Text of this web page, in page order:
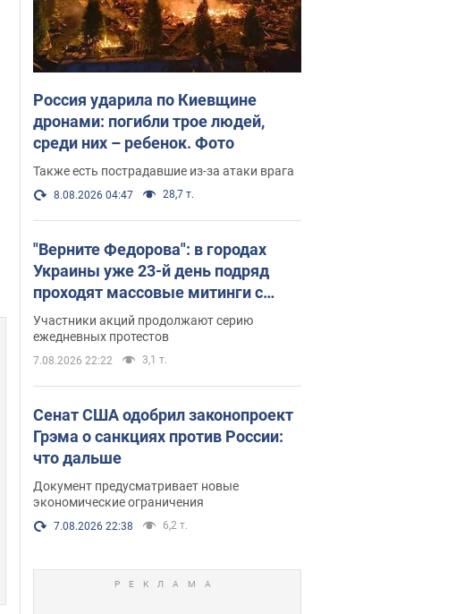
Россия ударила по Киевщине
дронами: погибли трое людей,
среди них – ребенок. Фото
Также есть пострадавшие из-за атаки врага
8.08.2026 04:47 28,7 т.
"Верните Федорова": в городах
Украины уже 23-й день подряд
проходят массовые митинги с
плакатами. Фото и видео
Участники акций продолжают серию
ежедневных протестов
7.08.2026 22:22 3,1 т.
Сенат США одобрил законопроект
Грэма о санкциях против России:
что дальше
Документ предусматривает новые
экономические ограничения
7.08.2026 22:38 6,2 т.